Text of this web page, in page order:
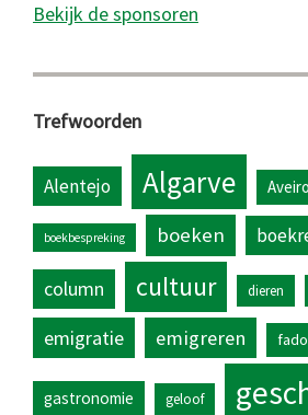
Bekijk de sponsoren
Trefwoorden
Alentejo Algarve Aveiro
boekbespreking boeken
column cultuur dieren
emigratie emigreren fado
gastronomie geloof